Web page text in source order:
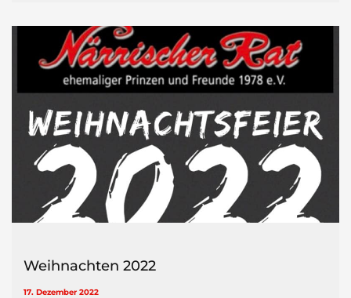
Weihnachten 2022
17. Dezember 2022